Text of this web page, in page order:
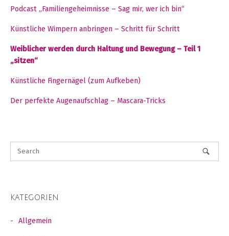
Podcast „Familiengeheimnisse – Sag mir, wer ich bin“
Künstliche Wimpern anbringen – Schritt für Schritt
Weiblicher werden durch Haltung und Bewegung – Teil 1
„sitzen“
Künstliche Fingernägel (zum Aufkeben)
Der perfekte Augenaufschlag – Mascara-Tricks
KATEGORIEN
Allgemein